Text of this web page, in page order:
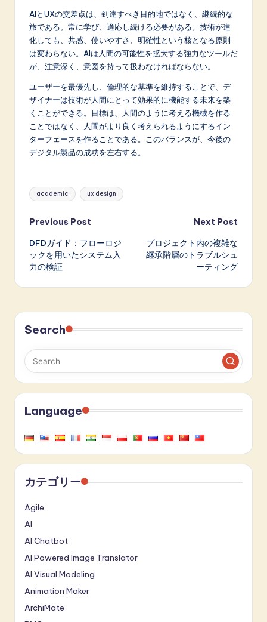
AIとUXの交差点は、到達すべき目的地ではなく、継続的な
旅である。常に学び、適応し続ける必要がある。技術が進
化しても、共感、使いやすさ、明確性という核となる原則
は変わらない。AIは人間の可能性を拡大する強力なツールだ
が、注意深く、意図を持って扱わなければならない。
ユーザーを最優先し、倫理的な基準を維持することで、デ
ザイナーは技術が人間にとって効果的に機能する未来を築
くことができる。目標は、人間のように考える機械を作る
ことではなく、人間がより良く考えられるようにするイン
ターフェースを作ることである。このバランスが、今後の
デジタル製品の成功を左右する。
Tags:
academic ux design
Post
navigation
Previous Post
DFDガイド：フローロジ
ックを用いたシステム入
力の検証
Next Post
プロジェクト内の複雑な
継承階層のトラブルシュ
ーティング
Search
Language
カテゴリー
Agile
AI
AI Chatbot
AI Powered Image Translator
AI Visual Modeling
Animation Maker
ArchiMate